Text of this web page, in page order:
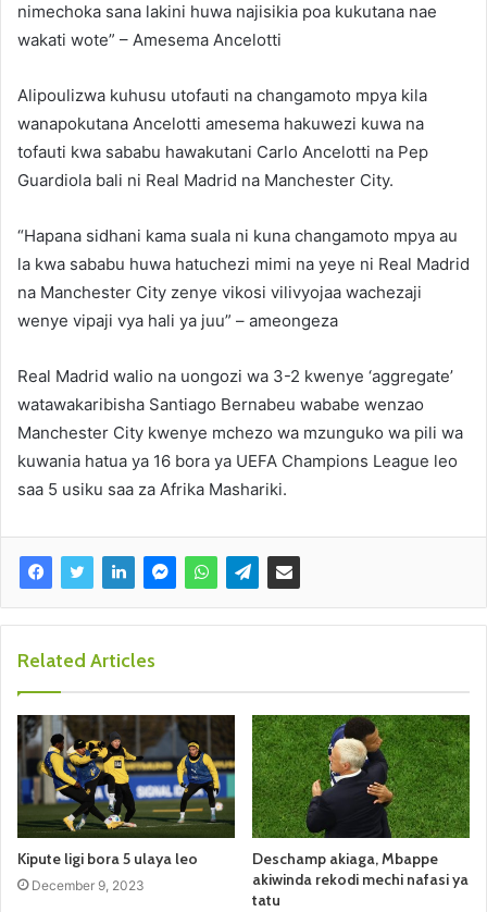
nimechoka sana lakini huwa najisikia poa kukutana nae
wakati wote” – Amesema Ancelotti
Alipoulizwa kuhusu utofauti na changamoto mpya kila
wanapokutana Ancelotti amesema hakuwezi kuwa na
tofauti kwa sababu hawakutani Carlo Ancelotti na Pep
Guardiola bali ni Real Madrid na Manchester City.
“Hapana sidhani kama suala ni kuna changamoto mpya au
la kwa sababu huwa hatuchezi mimi na yeye ni Real Madrid
na Manchester City zenye vikosi vilivyojaa wachezaji
wenye vipaji vya hali ya juu” – ameongeza
Real Madrid walio na uongozi wa 3-2 kwenye ‘aggregate’
watawakaribisha Santiago Bernabeu wababe wenzao
Manchester City kwenye mchezo wa mzunguko wa pili wa
kuwania hatua ya 16 bora ya UEFA Champions League leo
saa 5 usiku saa za Afrika Mashariki.
Related Articles
Kipute ligi bora 5 ulaya leo
December 9, 2023
Deschamp akiaga, Mbappe
akiwinda rekodi mechi nafasi ya
tatu